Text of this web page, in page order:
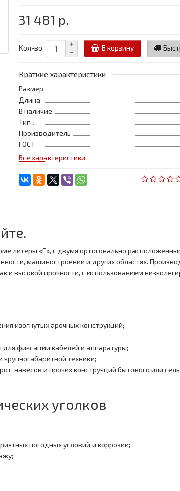
31 481 р.
Кол-во В корзину
Краткие характеристики
Размер
Длина
В наличие
Тип
Производитель
ГОСТ
Все характеристики
литеры «Г», с двумя ортогонально
машиностроении и других областях.
и высокой прочности, с использованием
изогнутых арочных конструкций;
фиксации кабелей и аппаратуры;
техники;
навесов и прочих конструкций бытового или
уголков
погодных условий и коррозии;